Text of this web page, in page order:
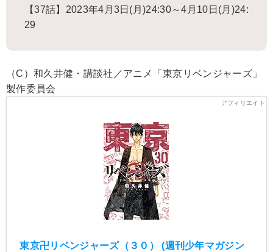
【37話】2023年4月3日(月)24:30～4月10日(月)24:
29
（C）和久井健・講談社／アニメ「東京リベンジャーズ」
製作委員会
東京卍リベンジャーズ（３０） (週刊少年マガジン